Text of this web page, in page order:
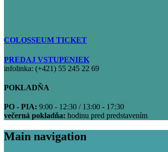
COLOSSEUM TICKET
PREDAJ VSTUPENIEK
infolinka: (+421) 55 245 22 69
POKLADŇA
PO - PIA: 9:00 - 12:30 / 13:00 - 17:30
večerná pokladňa: hodinu pred predstavením
Main navigation